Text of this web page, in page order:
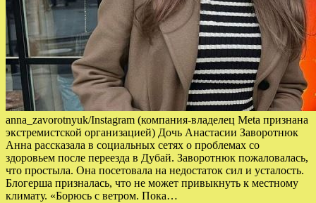
anna_zavorotnyuk/Instagram (компания-владелец Meta признана
экстремистской организацией) Дочь Анастасии Заворотнюк
Анна рассказала в социальных сетях о проблемах со
здоровьем после переезда в Дубай. Заворотнюк пожаловалась,
что простыла. Она посетовала на недостаток сил и усталость.
Блогерша призналась, что не может привыкнуть к местному
климату. «Борюсь с ветром. Пока…